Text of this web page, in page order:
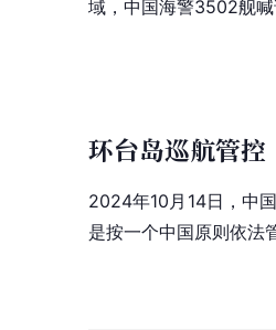
域，中国海警3502舰
环台岛巡航管控
2024年10月14日，中
是按一个中国原则依法